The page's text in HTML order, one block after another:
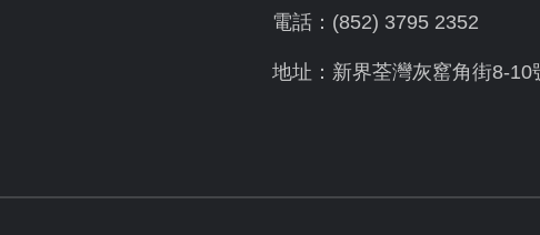
電話：(852) 3795 2352
地址：新界荃灣灰窰角街8-